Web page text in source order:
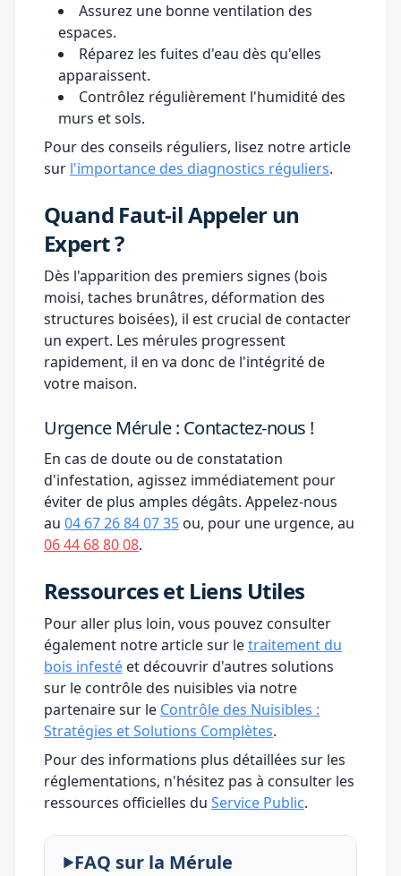
Assurez une bonne ventilation des
espaces.
Réparez les fuites d'eau dès qu'elles
apparaissent.
Contrôlez régulièrement l'humidité des
murs et sols.
Pour des conseils réguliers, lisez notre article
sur l'importance des diagnostics réguliers.
Quand Faut-il Appeler un
Expert ?
Dès l'apparition des premiers signes (bois
moisi, taches brunâtres, déformation des
structures boisées), il est crucial de contacter
un expert. Les mérules progressent
rapidement, il en va donc de l'intégrité de
votre maison.
Urgence Mérule : Contactez-nous !
En cas de doute ou de constatation
d'infestation, agissez immédiatement pour
éviter de plus amples dégâts. Appelez-nous
au 04 67 26 84 07 35 ou, pour une urgence, au
06 44 68 80 08.
Ressources et Liens Utiles
Pour aller plus loin, vous pouvez consulter
également notre article sur letraitement du
bois infesté et découvrir d'autres solutions
sur le contrôle des nuisibles via notre
partenaire sur le Contrôle des Nuisibles :
Stratégies et Solutions Complètes.
Pour des informations plus détaillées sur les
réglementations, n'hésitez pas à consulter les
ressources officielles du Service Public.
FAQ sur la Mérule